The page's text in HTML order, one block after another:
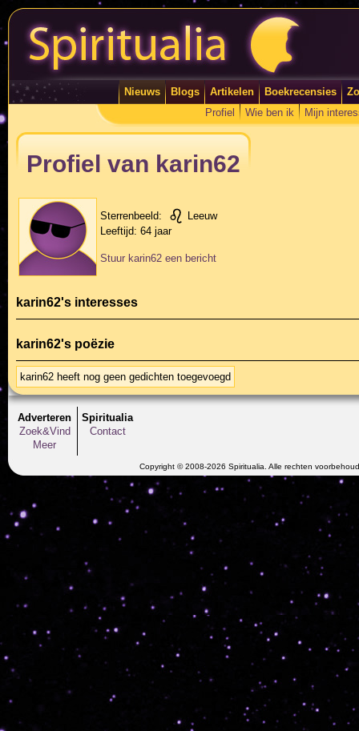
Nieuws Blogs Artikelen Boekrecensies
Profiel
Wie ben ik Mijn
Profiel van karin62
Sterrenbeeld:
Leeuw
Leeftijd: 64 jaar
Stuur karin62 een bericht
karin62's interesses
karin62's poëzie
karin62 heeft nog geen gedichten toegevoegd
Adverteren
Zoek&Vind
Meer
Spiritualia
Contact
Copyright © 2008-2026 Spiritualia. Alle rechten